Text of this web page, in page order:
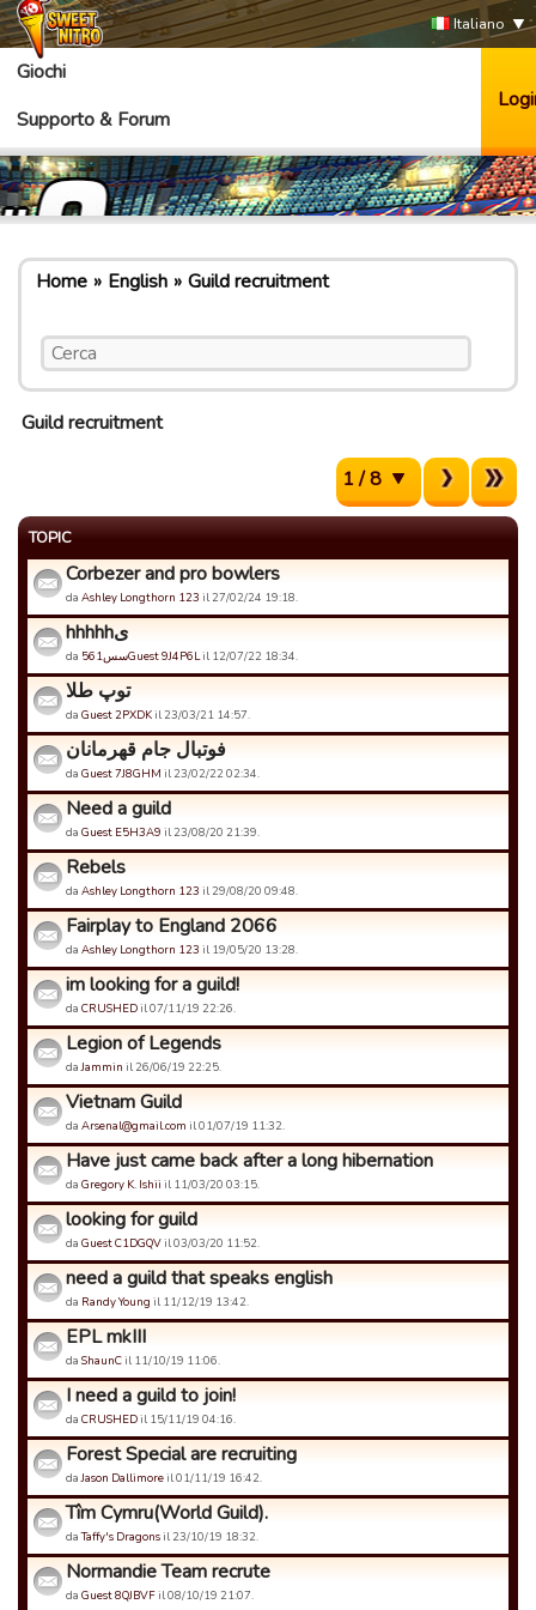
Italiano
Giochi
Supporto & Forum
Home English Guild recruitment
Guild recruitment
1 / 8
TOPIC
Corbezer and pro bowlers
da Ashley Longthorn 123 il 27/02/24 19:18.
hhhhhی
da 561سسGuest 9J4P6Lil 12/07/22 18:34.
توپ طلا
da Guest 2PXDKil 23/03/21 14:57.
فوتبال جام قهرمانان
da Guest 7J8GHM il 23/02/22 02:34.
Need a guild
da Guest E5H3A9 il 23/08/20 21:39.
Rebels
da Ashley Longthorn 123 il 29/08/20 09:48.
Fairplay to England 2066
da Ashley Longthorn 123 il 19/05/20 13:28.
im looking for a guild!
da CRUSHEDil 07/11/19 22:26.
Legion of Legends
daJammin il 26/06/19 22:25.
Vietnam Guild
da Arsenal@gmail.com il 01/07/19 11:32.
Have just came back after a long hibernation
da Gregory K. Ishii il 11/03/20 03:15.
looking for guild
da Guest C1DGQVil 03/03/20 11:52.
need a guild that speaks english
da Randy Young il 11/12/19 13:42.
EPL mkIII
da ShaunCil 11/10/19 11:06.
I need a guild to join!
da CRUSHEDil 15/11/19 04:16.
Forest Special are recruiting
daJason Dallimoreil 01/11/19 16:42.
Tîm Cymru(World Guild).
daTaffy's Dragonsil 23/10/19 18:32.
Normandie Team recrute
da Guest 8QJBVFil 08/10/19 21:07.